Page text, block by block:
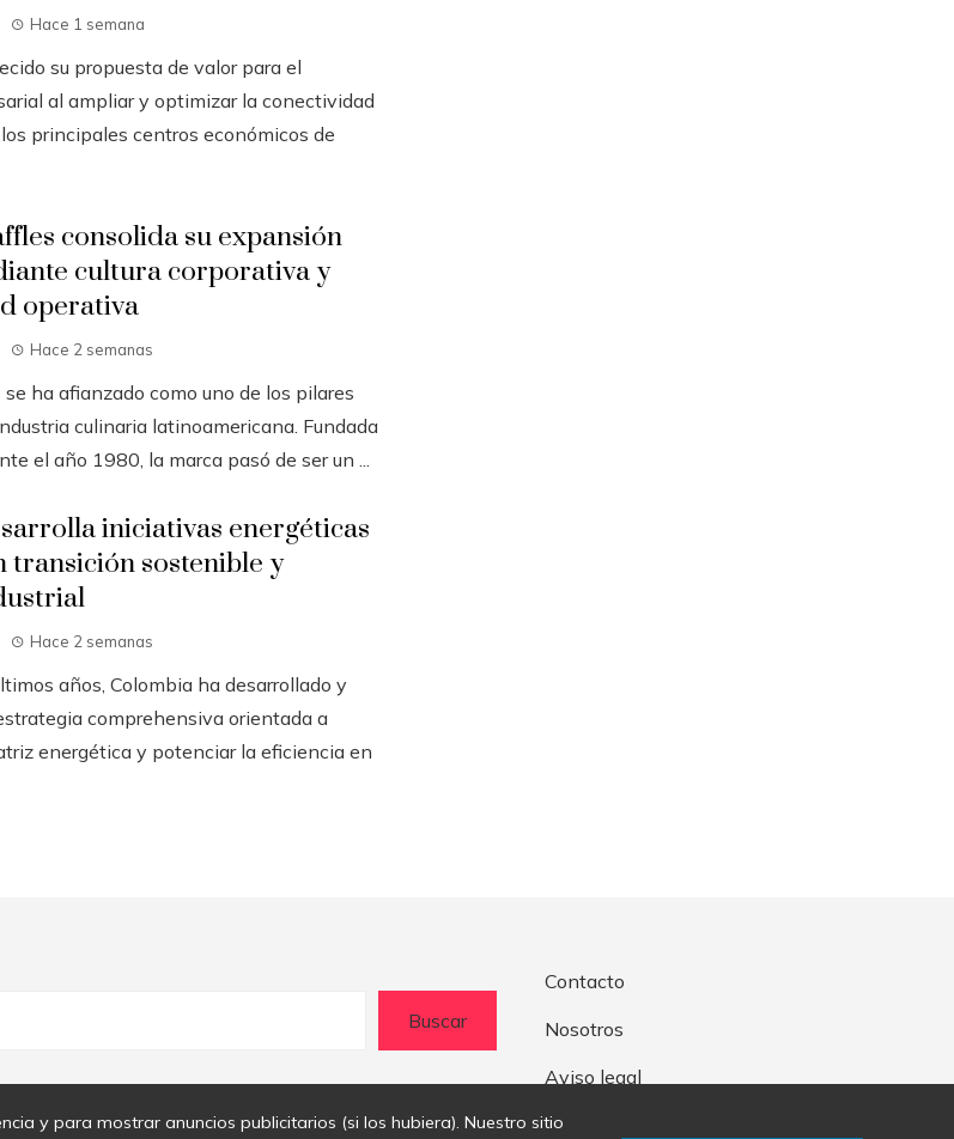
y para mostrar anuncios publicitarios (si los hubiera). Nuestro sitio
Hace 1 semana
su propuesta de valor para el
al ampliar y optimizar la conectividad
principales centros económicos de
consolida su expansión
cultura corporativa y
operativa
Hace 2 semanas
ha afianzado como uno de los pilares
culinaria latinoamericana. Fundada
el año 1980, la marca pasó de ser un ...
iniciativas energéticas
transición sostenible y
Hace 2 semanas
años, Colombia ha desarrollado y
comprehensiva orientada a
energética y potenciar la eficiencia en
Buscar
Contacto
Nosotros
Aviso legal